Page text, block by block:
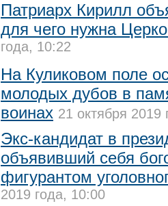
Патриарх Кирилл
для чего нужна
года, 10:22
На Куликовом поле
молодых дубов в
воинах 21 октября 2019
Экс-кандидат в
объявивший себя
фигурантом
2019 года, 10:00